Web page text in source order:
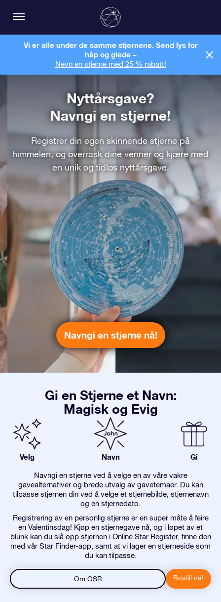
Vi er alle under de samme stjernene. Send lys for
håp og glede –
Nevn en stjerne med 25 % rabatt!
Nyttårsgave?
Navngi en stjerne!
Registrer din egen skinnende stjerne på
himmelen, og overrask dine venner og kjære med
en unik og tidløs nyttårsgave.
Navngi en stjerne nå!
Gi en Stjerne et Navn:
Magisk og Evig
Velg Navn Gi
Navngi en stjerne ved å velge en av våre vakre
gavealternativer og brede utvalg av gavetemaer. Du kan
tilpasse stjernen din ved å velge et stjernebilde, stjernenavn
og en stjernedato.
Registrering av en personlig stjerne er en super måte å feire
en Valentinsdag! Kjøp en stjernegave nå, og i løpet av et
blunk kan du slå opp stjernen i Online Star Register, finne den
med vår Star Finder-app, samt at vi lager en stjerneside som
du kan tilpasse.
Om OSR Bestill nå!